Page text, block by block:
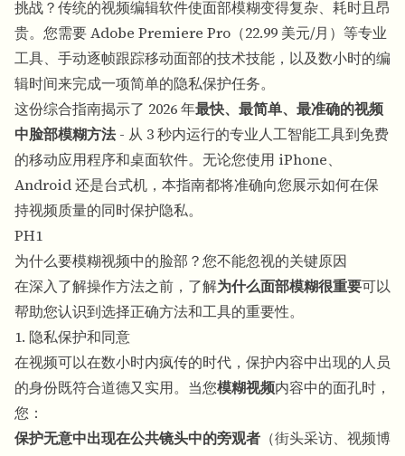
挑战？传统的视频编辑软件使面部模糊变得复杂、耗时且昂
贵。您需要 Adob​​e Premiere Pro（22.99 美元/月）等专业
工具、手动逐帧跟踪移动面部的技术技能，以及数小时的编
辑时间来完成一项简单的隐私保护任务。
这份综合指南揭示了 2026 年最快、最简单、最准确的视频
中脸部模糊方法- 从 3 秒内运行的专业人工智能工具到免费
的移动应用程序和桌面软件。无论您使用 iPhone、
Android 还是台式机，本指南都将准确向您展示如何在保
持视频质量的同时保护隐私。
PH1
为什么要模糊视频中的脸部？您不能忽视的关键原因
在深入了解操作方法之前，了解为什么面部模糊很重要可以
帮助您认识到选择正确方法和工具的重要性。
1. 隐私保护和同意
在视频可以在数小时内疯传的时代，保护内容中出现的人员
的身份既符合道德又实用。当您模糊视频内容中的面孔时，
您：
保护无意中出现在公共镜头中的旁观者 （街头采访、视频博